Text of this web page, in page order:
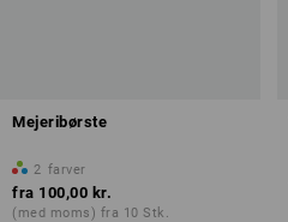
Mejeribørste
2 farver
fra 100,00 kr.
(med moms) fra 10 Stk.